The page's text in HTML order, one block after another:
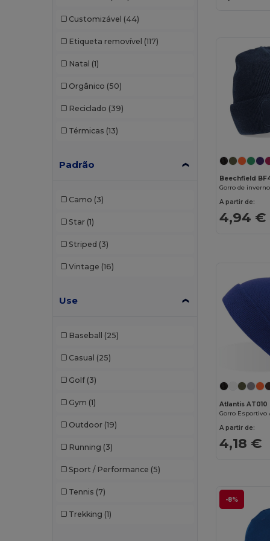
Customizável (44)
Etiqueta removível (117)
Natal (1)
Orgânico (50)
Reciclado (39)
Térmicas (13)
Padrão
Camo (3)
Star (1)
Striped (3)
Vintage (16)
Use
Baseball (25)
Casual (25)
Golf (3)
Gym (1)
Outdoor (19)
Running (3)
Sport / Performance (5)
Tennis (7)
Trekking (1)
Beechfield
Gorro de
A partir de:
4,94 €
Atlantis AT010
A partir de:
4,18 €
-8%